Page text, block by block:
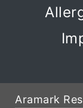
Aramark